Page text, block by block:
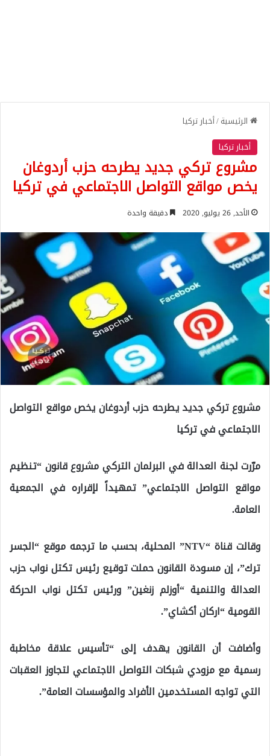
الرئيسية/أخبار تركيا
أخبار تركيا
مشروع تركي جديد يطرحه حزب أردوغان
يخص مواقع التواصل الاجتماعي في تركيا
الأحد, 26 يوليو, 2020 دقيقة واحدة
مشروع تركي جديد يطرحه حزب أردوغان يخص مواقع التواصل
الاجتماعي في تركيا
مرّرت لجنة العدالة في البرلمان التركي مشروع قانون “تنظيم
مواقع التواصل الاجتماعي” تمهيداً لإقراره في الجمعية
العامة.
وقالت قناة “NTV” المحلية، بحسب ما ترجمه موقع “الجسر
ترك”، إن مسودة القانون حملت توقيع رئيس تكتل نواب حزب
العدالة والتنمية “أوزلم زنغين” ورئيس تكتل نواب الحركة
القومية “اركان أكشاي”.
وأضافت أن القانون يهدف إلى “تأسيس علاقة مخاطبة
رسمية مع مزودي شبكات التواصل الاجتماعي لتجاوز العقبات
التي تواجه المستخدمين الأفراد والمؤسسات العامة”.